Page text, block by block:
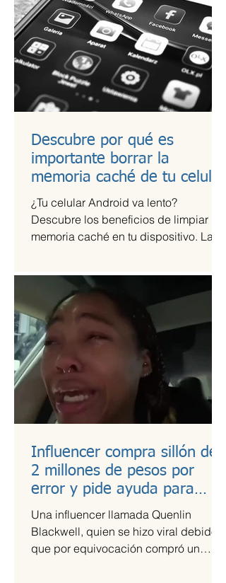
Descubre por qué es
importante borrar la
memoria caché de tu celular
¿Tu celular Android va lento?
Descubre los beneficios de limpiar la
memoria caché en tu dispositivo. La
Influencer compra sillón de
2 millones de pesos por
error y pide ayuda para
pagarlo
Una influencer llamada Quenlin
Blackwell, quien se hizo viral debido a
que por equivocación compró un